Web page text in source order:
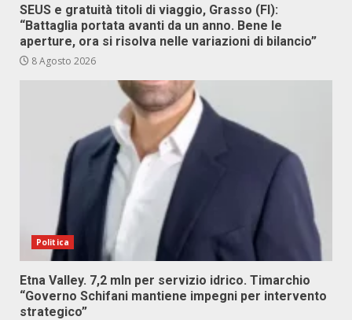
SEUS e gratuità titoli di viaggio, Grasso (FI):
“Battaglia portata avanti da un anno. Bene le
aperture, ora si risolva nelle variazioni di bilancio”
8 Agosto 2026
Politica
Etna Valley. 7,2 mln per servizio idrico. Timarchio
“Governo Schifani mantiene impegni per intervento
strategico”